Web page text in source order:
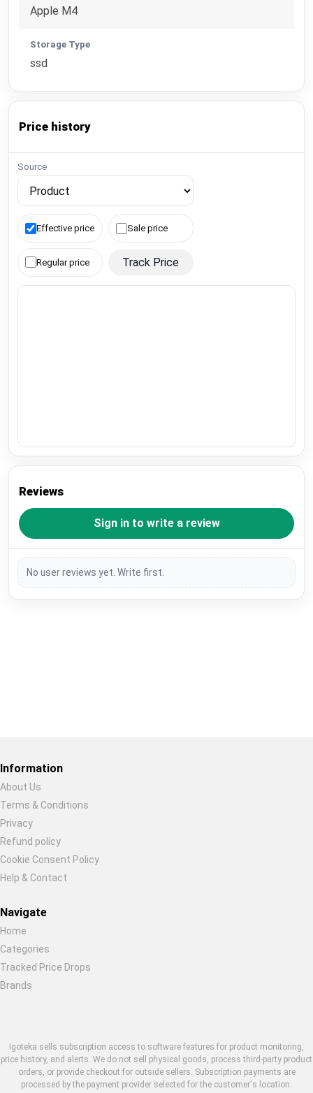
Apple M4
Storage Type
ssd
Price history
Source
Effective price Sale price
Regular price Track Price
Reviews
Sign in to write a review
No user reviews yet. Write first.
Information
About Us
Terms & Conditions
Privacy
Refund policy
Cookie Consent Policy
Help & Contact
Navigate
Home
Categories
Tracked Price Drops
Brands
Igoteka sells subscription access to software features for product monitoring,
price history, and alerts. We do not sell physical goods, process third-party product
orders, or provide checkout for outside sellers. Subscription payments are
processed by the payment provider selected for the customer's location.